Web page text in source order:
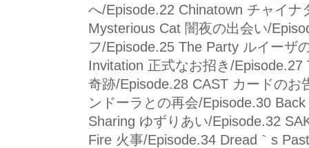
へ/Episode.22 Chinatown チャイナ
Mysterious Cat 闇夜の出会い/
フ/Episode.25 The Party ルイーザ
Invitation 正式なお招き/
奇跡/Episode.28 CAST カードのお
ンドーラとの再会/Episode.30
Sharing ゆずりあい/Episode.32
Fire 火事/Episode.34 Dread｀s